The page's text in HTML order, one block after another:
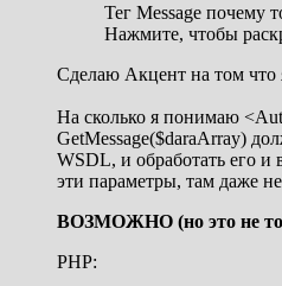
Тег Message почему
Нажмите, чтобы
Сделаю Акцент на том что
На сколько я понимаю
GetMessage($daraArray)
WSDL, и обработать его
эти параметры, там даже
ВОЗМОЖНО (но это не
PHP: